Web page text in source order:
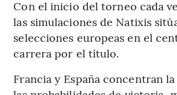
Con el inicio del torneo cada
las simulaciones de Natixis
selecciones europeas en el
carrera por el título.
Francia y España concentran